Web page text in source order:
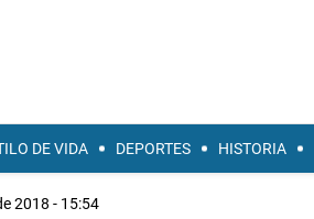
DE VIDA DEPORTES HISTORIA
2018 - 15:54